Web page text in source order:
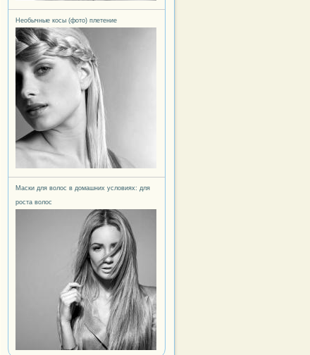
по неделям. Фото
делать укол в ягодицу
Необычные косы (фото) плетение
Маски для волос в домашних условиях: для
роста волос